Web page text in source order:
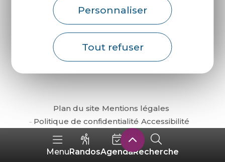
Personnaliser
Tout refuser
MenuRandosAgendaRecherche
Comment venir ?
Plan du site Mentions légales
Politique de confidentialité Accessibilité